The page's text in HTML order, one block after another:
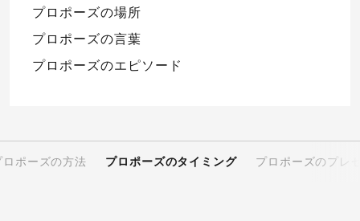
プロポーズの場所
プロポーズの言葉
プロポーズのエピソード
ロポーズの方法 プロポーズのタイミング プロポーズのプレ